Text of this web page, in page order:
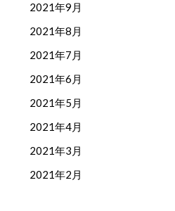
2021年9月
2021年8月
2021年7月
2021年6月
2021年5月
2021年4月
2021年3月
2021年2月